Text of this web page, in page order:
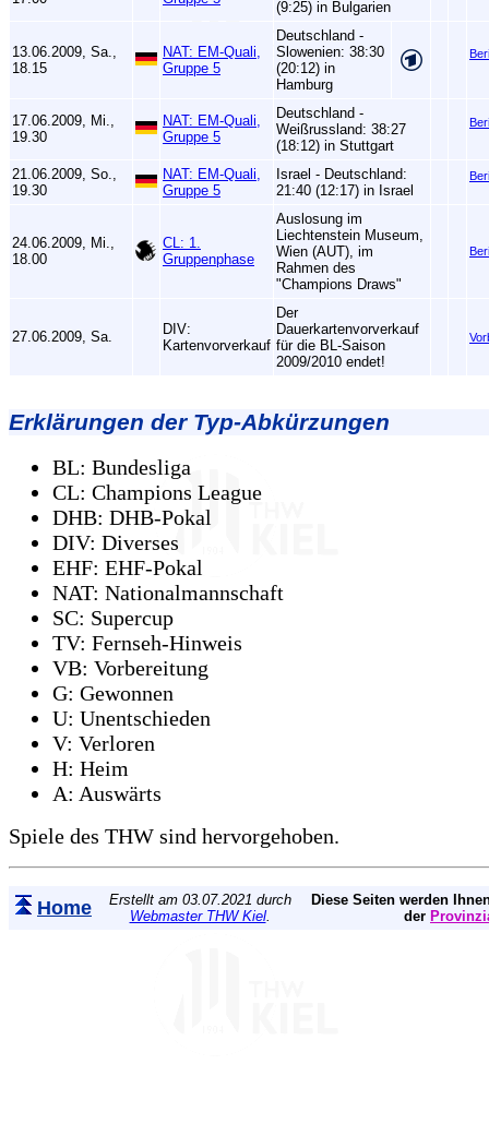
(9:25) in Bulgarien
13.06.2009, Sa.,
18.15
NAT: EM-Quali,
Gruppe 5
Deutschland -
Slowenien: 38:30
(20:12) in
Hamburg
17.06.2009, Mi.,
19.30
NAT: EM-Quali,
Gruppe 5
Deutschland -
Weißrussland: 38:27
(18:12) in Stuttgart
21.06.2009, So.,
19.30
NAT: EM-Quali,
Gruppe 5
Israel - Deutschland:
21:40 (12:17) in Israel
24.06.2009, Mi.,
18.00
CL: 1.
Gruppenphase
Auslosung im
Liechtenstein Museum,
Wien (AUT), im
Rahmen des
"Champions Draws"
27.06.2009, Sa.
DIV:
Kartenvorverkauf
Der
Dauerkartenvorverkauf
für die BL-Saison
2009/2010 endet!
Erklärungen der Typ-Abkürzungen
BL: Bundesliga
CL: Champions League
DHB: DHB-Pokal
DIV: Diverses
EHF: EHF-Pokal
NAT: Nationalmannschaft
SC: Supercup
TV: Fernseh-Hinweis
VB: Vorbereitung
G: Gewonnen
U: Unentschieden
V: Verloren
H: Heim
A: Auswärts
Spiele des THW sind hervorgehoben.
Home
Erstellt am 03.07.2021 durch
Webmaster THW Kiel.
Diese Seiten werden
der